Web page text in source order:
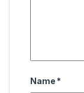
Name *